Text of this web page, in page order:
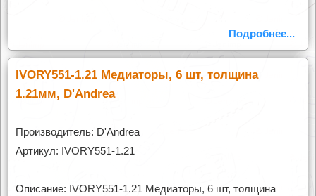
Подробнее...
IVORY551-1.21 Медиаторы, 6 шт, толщина
1.21мм, D'Andrea
Производитель: D'Andrea
Артикул: IVORY551-1.21
Описание: IVORY551-1.21 Медиаторы, 6 шт, толщина